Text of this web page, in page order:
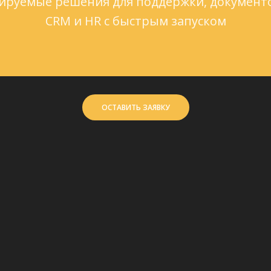
CRM и HR с быстрым запуском
ОСТАВИТЬ ЗАЯВКУ